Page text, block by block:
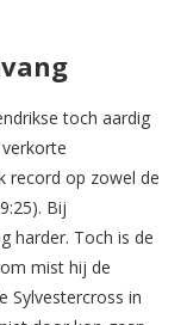
toch aardig
record op zowel de
Bij
harder. Toch is de
mist hij de
Sylvestercross in